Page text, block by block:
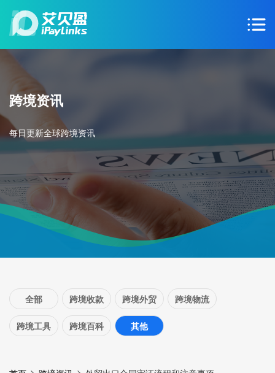
跨境资讯
每日更新全球跨境资讯
全部 跨境收款 跨境外贸 跨境物流
跨境工具 跨境百科 其他